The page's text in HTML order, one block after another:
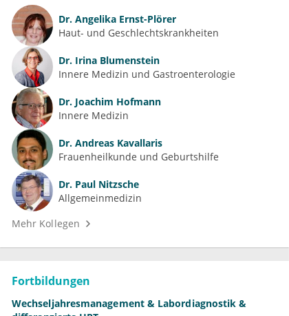
Dr. Angelika Ernst-Plörer
Haut- und Geschlechtskrankheiten
Dr. Irina Blumenstein
Innere Medizin und Gastroenterologie
Dr. Joachim Hofmann
Innere Medizin
Dr. Andreas Kavallaris
Frauenheilkunde und Geburtshilfe
Dr. Paul Nitzsche
Allgemeinmedizin
Mehr Kollegen
Fortbildungen
Wechseljahresmanagement & Labordiagnostik &